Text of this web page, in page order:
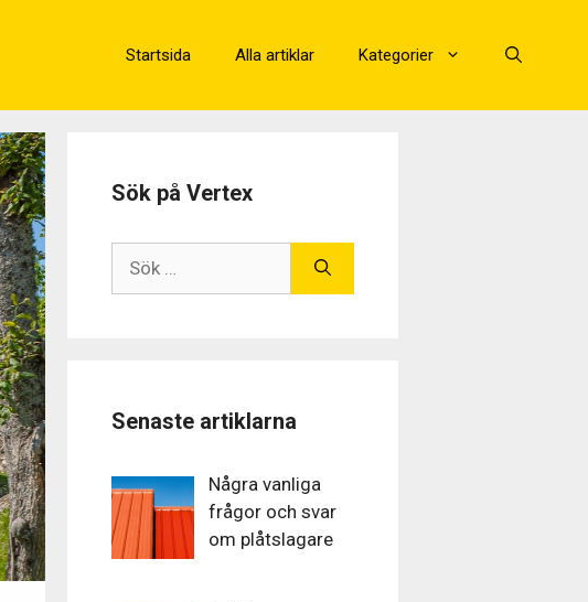
Startsida Alla artiklar Kategorier
Sök på Vertex
Senaste artiklarna
Några vanliga
frågor och svar
om plåtslagare